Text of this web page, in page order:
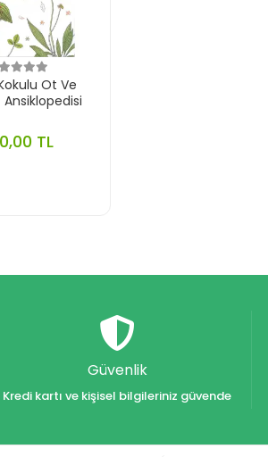
Ot Ve
TL
Güvenlik
Kredi kartı ve kişisel bilgileriniz güvende